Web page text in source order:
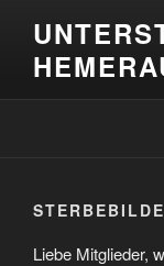
Inhalt
springen
Liebe Mitglieder,